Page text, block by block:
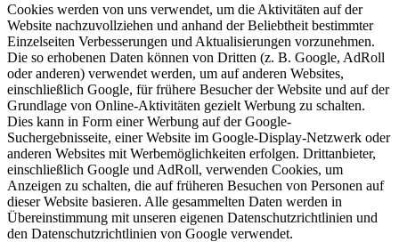
Cookies werden von uns verwendet, um die Aktivitäten auf der
Website nachzuvollziehen und anhand der Beliebtheit bestimmter
Einzelseiten Verbesserungen und Aktualisierungen vorzunehmen.
Die so erhobenen Daten können von Dritten (z. B. Google, AdRoll
oder anderen) verwendet werden, um auf anderen Websites,
einschließlich Google, für frühere Besucher der Website und auf der
Grundlage von Online-Aktivitäten gezielt Werbung zu schalten.
Dies kann in Form einer Werbung auf der Google-
Suchergebnisseite, einer Website im Google-Display-Netzwerk oder
anderen Websites mit Werbemöglichkeiten erfolgen. Drittanbieter,
einschließlich Google und AdRoll, verwenden Cookies, um
Anzeigen zu schalten, die auf früheren Besuchen von Personen auf
dieser Website basieren. Alle gesammelten Daten werden in
Übereinstimmung mit unseren eigenen Datenschutzrichtlinien und
den Datenschutzrichtlinien von Google verwendet.